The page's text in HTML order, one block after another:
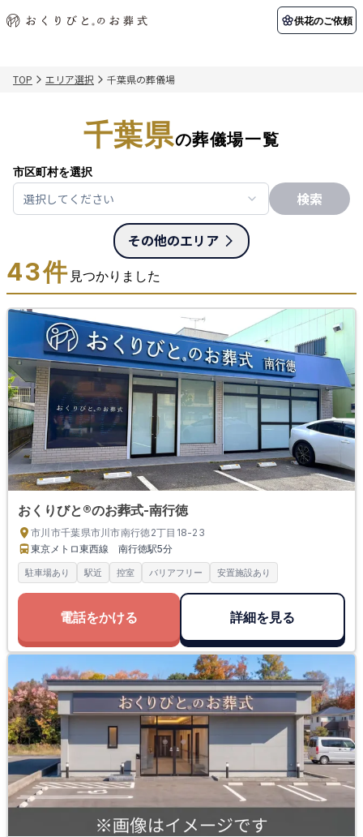
供花のご依頼
納棺の儀とは？
葬儀の流れ
アフターサポート
スタッフ一覧
会社概要 店舗用地募集
関東エリア
千葉県
札幌市
お客様の声
よくある質問
供花のご依頼
TOP エリア選択 千葉県の葬儀場
千葉県の葬儀場一覧
市区町村を選択
選択してください 検索
その他のエリア
43件 見つかりました
おくりびと®のお葬式-南行徳
市川市千葉県市川市南行徳2丁目18-23
東京メトロ東西線 南行徳駅5分
駐車場あり 駅近 控室 バリアフリー 安置施設あり
電話をかける 詳細を見る